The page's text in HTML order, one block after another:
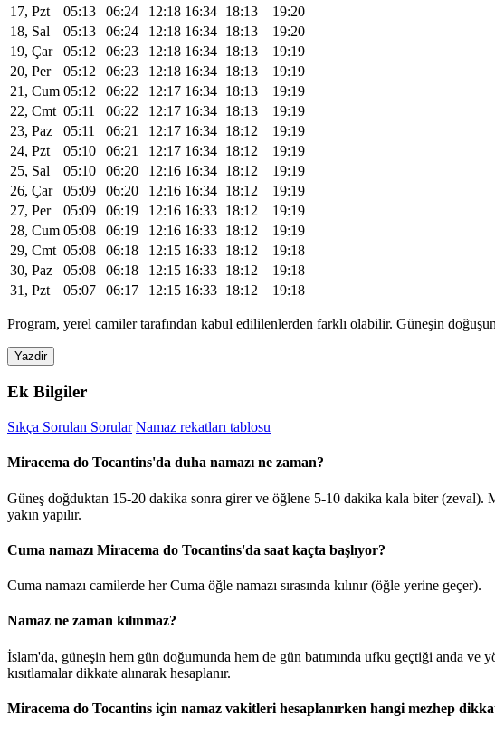
17, Pzt
05:13 06:24 12:18 16:34 18:13
19:20
18, Sal
05:13 06:24 12:18 16:34 18:13
19:20
19, Çar
05:12 06:23 12:18 16:34 18:13
19:19
20, Per
05:12 06:23 12:18 16:34 18:13
19:19
21, Cum 05:12 06:22 12:17 16:34 18:13
19:19
22, Cmt 05:11 06:22 12:17 16:34 18:13
19:19
23, Paz
05:11 06:21 12:17 16:34 18:12
19:19
24, Pzt
05:10 06:21 12:17 16:34 18:12
19:19
25, Sal
05:10 06:20 12:16 16:34 18:12
19:19
26, Çar
05:09 06:20 12:16 16:34 18:12
19:19
27, Per
05:09 06:19 12:16 16:33 18:12
19:19
28, Cum 05:08 06:19 12:16 16:33 18:12
19:19
29, Cmt 05:08 06:18 12:15 16:33 18:12
19:18
30, Paz
05:08 06:18 12:15 16:33 18:12
19:18
31, Pzt
05:07 06:17 12:15 16:33 18:12 19:18
Program, yerel camiler tarafından kabul edililenlerden farklı olabilir. Güneşin
Yazdir
Ek Bilgiler
Sıkça Sorulan Sorular Namaz rekatları tablosu
Miracema do Tocantins'da duha namazı ne zaman?
Güneş doğduktan 15-20 dakika sonra girer ve öğlene 5-10 dakika kala biter (zeval).
yakın yapılır.
Cuma namazı Miracema do Tocantins'da saat kaçta başlıyor?
Cuma namazı camilerde her Cuma öğle namazı sırasında kılınır (öğle yerine geçer).
Namaz ne zaman kılınmaz?
İslam'da, güneşin hem gün doğumunda hem de gün batımında ufku geçtiği anda
kısıtlamalar dikkate alınarak hesaplanır.
Miracema do Tocantins için namaz vakitleri hesaplanırken hangi mezhep